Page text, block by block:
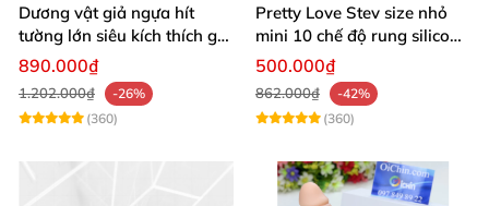
Dương vật giả ngựa hít
tường lớn siêu kích thích gai
nổi
890.000₫
1.202.000₫
-26%
(360)
Pretty Love Stev size nhỏ
mini 10 chế độ rung silicone
mềm
500.000₫
862.000₫
-42%
(360)